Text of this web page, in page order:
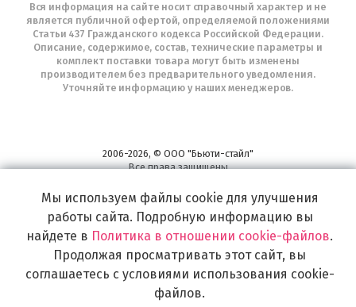
Вся информация на сайте носит справочный характер и не
является публичной офертой, определяемой положениями
Статьи 437 Гражданского кодекса Российской Федерации.
Описание, содержимое, состав, технические параметры и
комплект поставки товара могут быть изменены
производителем без предварительного уведомления.
Уточняйте информацию у наших менеджеров.
2006-2026, © ООО "Бьюти-стайл"
Все права защищены
Широкий выбор инструментов, аксессуаров и принадлежностей для
воплощения
самых изысканных и необычных идей по созданию Вашего образа и стиля.
Мы используем файлы cookie для улучшения
работы сайта. Подробную информацию вы
найдете в Политика в отношении cookie-файлов.
Продолжая просматривать этот сайт, вы
соглашаетесь с условиями использования cookie-
файлов.